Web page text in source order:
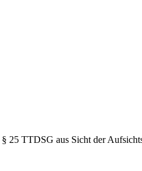
25 TTDSG aus Sicht der